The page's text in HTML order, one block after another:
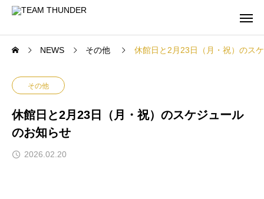
NEWS その他 休館日と2月23日（月・祝）のス
その他
休館日と2月23日（月・祝）のスケジュール
のお知らせ
2026.02.20